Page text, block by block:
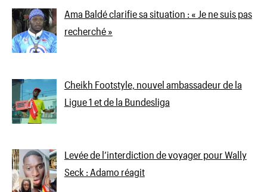
Ama Baldé clarifie sa situation : « Je ne suis pas
recherché »
Cheikh Footstyle, nouvel ambassadeur de la
Ligue 1 et de la Bundesliga
Levée de l’interdiction de voyager pour Wally
Seck : Adamo réagit